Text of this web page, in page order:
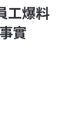
工爆料
實